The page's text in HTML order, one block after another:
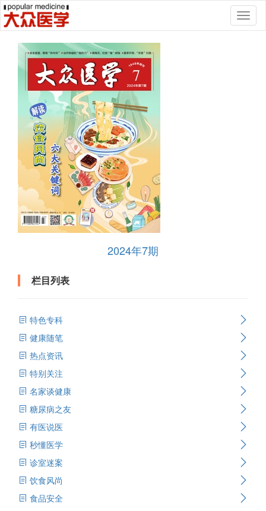
2024年7期
栏目列表
特色专科
健康随笔
热点资讯
特别关注
名家谈健康
糖尿病之友
有医说医
秒懂医学
诊室迷案
饮食风尚
食品安全